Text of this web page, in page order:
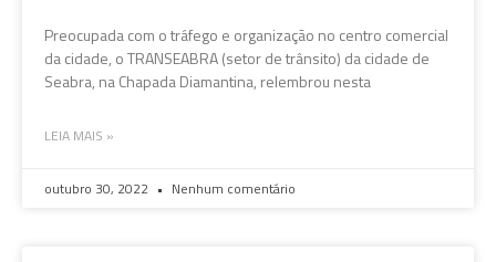
Preocupada com o tráfego e organização no centro comercial
da cidade, o TRANSEABRA (setor de trânsito) da cidade de
Seabra, na Chapada Diamantina, relembrou nesta
LEIA MAIS »
outubro 30, 2022 Nenhum comentário